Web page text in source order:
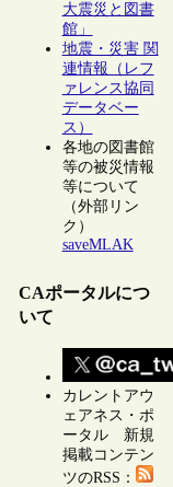
大震災と図書
館」
地震・災害 関
連情報（レフ
ァレンス協同
データベー
ス）
各地の図書館
等の被災情報
等について
（外部リン
ク）
saveMLAK
CAポータルにつ
いて
カレントアウ
ェアネス・ポ
ータル 新規
掲載コンテン
ツのRSS：